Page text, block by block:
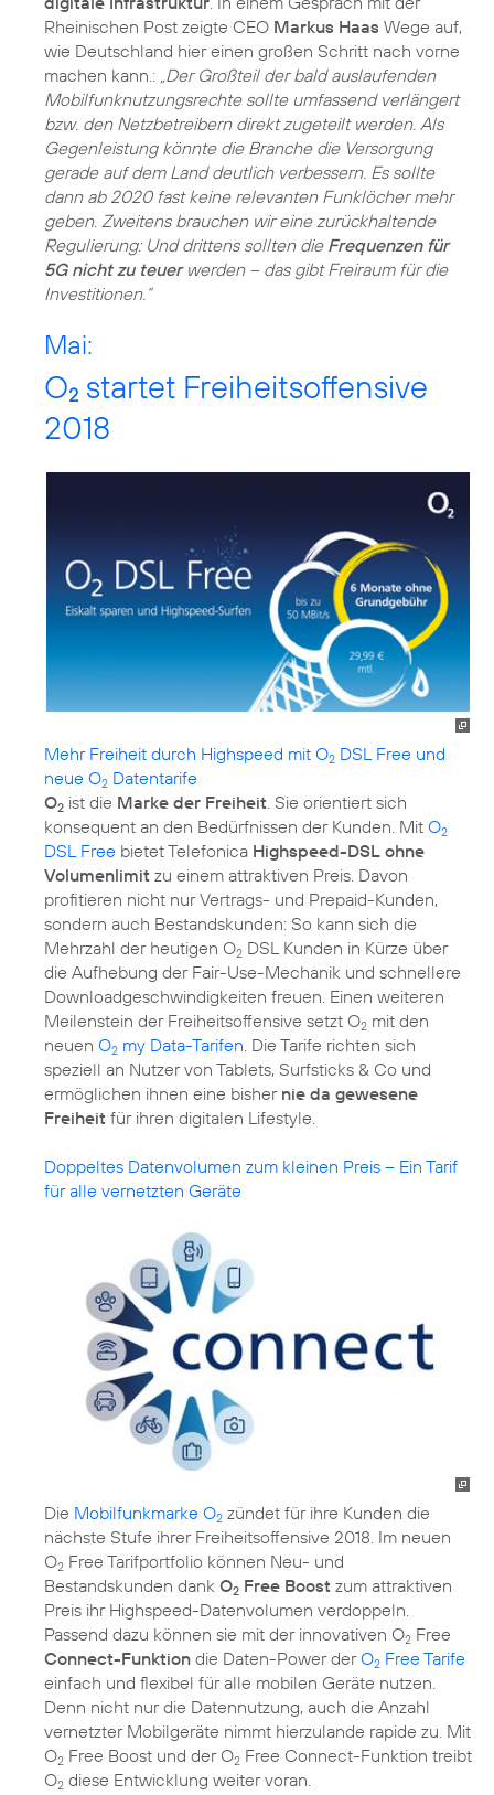
Rheinischen Post zeigte CEO Markus Haas Wege auf,
wie Deutschland hier einen großen Schritt nach vorne
machen kann.: „Der Großteil der bald auslaufenden
Mobilfunknutzungsrechte sollte umfassend verlängert
bzw. den Netzbetreibern direkt zugeteilt werden. Als
Gegenleistung könnte die Branche die Versorgung
gerade auf dem Land deutlich verbessern. Es sollte
dann ab 2020 fast keine relevanten Funklöcher mehr
geben. Zweitens brauchen wir eine zurückhaltende
Regulierung: Und drittens sollten die Frequenzen für
5G nicht zu teuerwerden – das gibt Freiraum für die
Investitionen.“
Mai:
O2 startet Freiheitsoffensive
2018
Mehr Freiheit durch Highspeed mit O2 DSL Free und
neue O2 Datentarife
O2 ist die Marke der Freiheit . Sie orientiert sich
konsequent an den Bedürfnissen der Kunden. Mit O2
DSL Free bietet Telefonica Highspeed-DSL ohne
Volumenlimit zu einem attraktiven Preis. Davon
profitieren nicht nur Vertrags- und Prepaid-Kunden,
sondern auch Bestandskunden: So kann sich die
Mehrzahl der heutigen O2 DSL Kunden in Kürze über
die Aufhebung der Fair-Use-Mechanik und schnellere
Downloadgeschwindigkeiten freuen. Einen weiteren
Meilenstein der Freiheitsoffensive setzt O2 mit den
neuen O2 my Data-Tarifen . Die Tarife richten sich
speziell an Nutzer von Tablets, Surfsticks & Co und
ermöglichen ihnen eine bisher nie da gewesene
Freiheit für ihren digitalen Lifestyle.
Doppeltes Datenvolumen zum kleinen Preis – Ein Tarif
für alle vernetzten Geräte
Die Mobilfunkmarke O2 zündet für ihre Kunden die
nächste Stufe ihrer Freiheitsoffensive 2018. Im neuen
O2 Free Tarifportfolio können Neu- und
Bestandskunden dank O2 Free Boost zum attraktiven
Preis ihr Highspeed-Datenvolumen verdoppeln.
Passend dazu können sie mit der innovativen O2 Free
Connect-Funktion die Daten-Power derO2 Free Tarife
einfach und flexibel für alle mobilen Geräte nutzen.
Denn nicht nur die Datennutzung, auch die Anzahl
vernetzter Mobilgeräte nimmt hierzulande rapide zu. Mit
O2 Free Boost und der O2 Free Connect-Funktion treibt
O2 diese Entwicklung weiter voran.